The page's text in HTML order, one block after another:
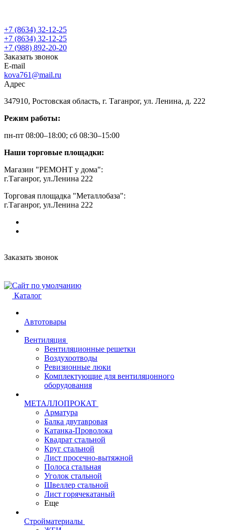
+7 (8634) 32-12-25
+7 (8634) 32-12-25
+7 (988) 892-20-20
Заказать звонок
E-mail
kova761@mail.ru
Адрес
347910, Ростовская область, г. Таганрог, ул. Ленина, д. 222
Режим работы:
пн-пт 08:00–18:00; сб 08:30–15:00
Наши торговые площадки:
Магазин "РЕМОНТ у дома":
г.Таганрог, ул.Ленина 222
Торговая площадка "Металлобаза":
г.Таганрог, ул.Ленина 222
Заказать звонок
Каталог
Автотовары
Вентиляция
Вентиляционные решетки
Воздухоотводы
Ревизионные люки
Комплектующие для вентиляцонного
оборудования
МЕТАЛЛОПРОКАТ
Арматура
Балка двутавровая
Катанка-Проволока
Квадрат стальной
Круг стальной
Лист просечно-вытяжной
Полоса стальная
Уголок стальной
Швеллер стальной
Лист горячекатаный
Еще
Стройматериалы